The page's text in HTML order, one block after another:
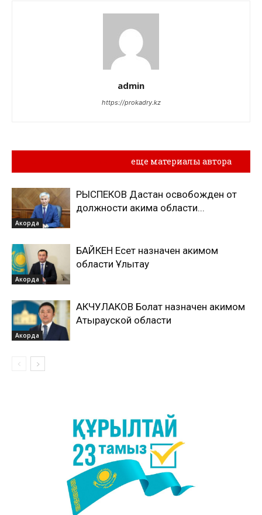
admin
https://prokadry.kz
еще материалы автора
Акорда
РЫСПЕКОВ Дастан освобожден от
должности акима области...
Акорда
БАЙКЕН Есет назначен акимом
области Ұлытау
Акорда
АКЧУЛАКОВ Болат назначен акимом
Атырауской области